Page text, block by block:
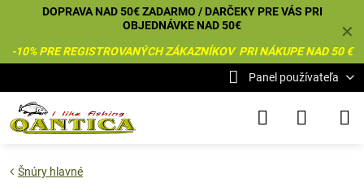
✕
DOPRAVA NAD 50€ ZADARMO / DARČEKY PRE VÁS PRI
OBJEDNÁVKE NAD 50€
-10% PRE REGISTROVANÝCH ZÁKAZNÍKOV PRI NÁKUPE NAD 50 €
Panel používateľa
Šnúry hlavné